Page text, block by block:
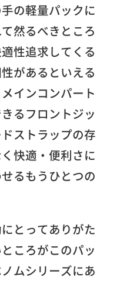
の軽量パックに
然るべきところ
性追求してくる
があるといえる
インコンパート
るフロントジッ
ストラップの存
快適・便利さに
るもうひとつの
とってありがた
ころがこのパッ
ムシリーズにあ